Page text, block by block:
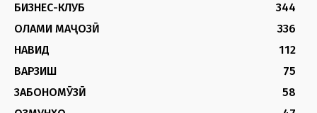
БИЗНЕС-КЛУБ
344
ОЛАМИ МАҶОЗӢ
336
НАВИД
112
ВАРЗИШ
75
ЗАБОНОМӮЗӢ
58